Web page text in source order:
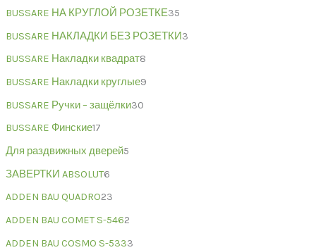
BUSSARE НА КРУГЛОЙ РОЗЕТКЕ35
BUSSARE НАКЛАДКИ БЕЗ РОЗЕТКИ3
BUSSARE Накладки квадрат8
BUSSARE Накладки круглые9
BUSSARE Ручки – защёлки30
BUSSARE Финские17
Для раздвижных дверей5
ЗАВЕРТКИ ABSOLUT6
ADDEN BAU QUADRO23
ADDEN BAU COMET S-5462
ADDEN BAU COSMO S-5333